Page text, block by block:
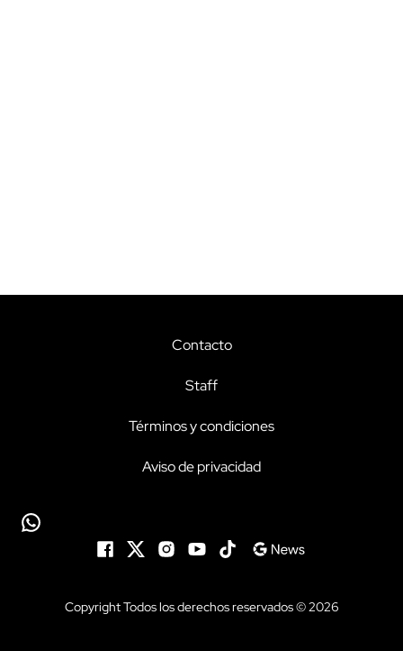
Contacto
Staff
Términos y condiciones
Aviso de privacidad
Copyright Todos los derechos reservados © 2026